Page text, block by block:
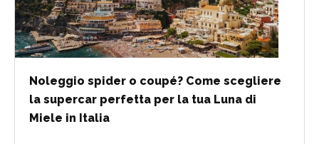
Noleggio spider o coupé? Come scegliere
la supercar perfetta per la tua Luna di
Miele in Italia